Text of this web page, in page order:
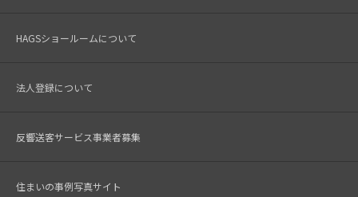
HAGSショールームについて
法人登録について
反響送客サービス事業者募集
住まいの事例写真サイト